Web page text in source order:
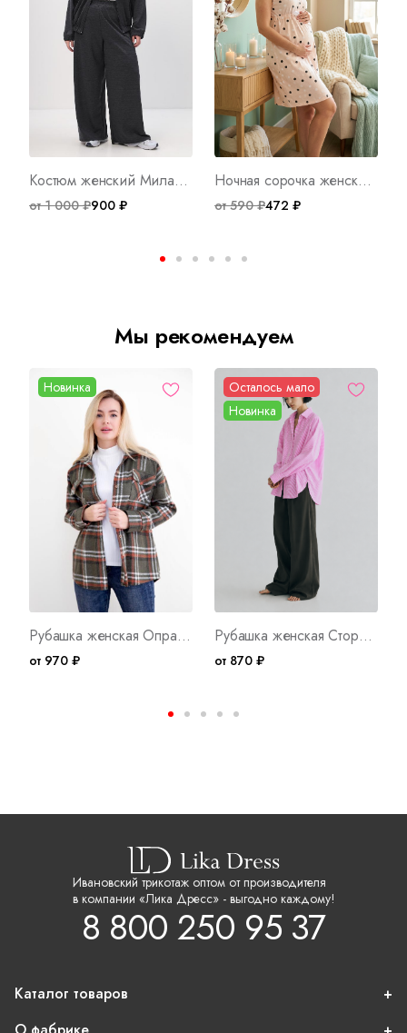
Костюм женский Милано А Арт. 10351
от 1 000 ₽900 ₽
Ночная сорочка женская Зефир Арт. 7114
от 590 ₽472 ₽
Мы рекомендуем
Новинка
Рубашка женская Опра Х Арт. 7764
от 970 ₽
Осталось мало
Новинка
Рубашка женская Сторис ПР Арт. 10756
от 870 ₽
Ивановский трикотаж оптом от производителя
в компании «Лика Дресс» - выгодно каждому!
8 800 250 95 37
Каталог товаров